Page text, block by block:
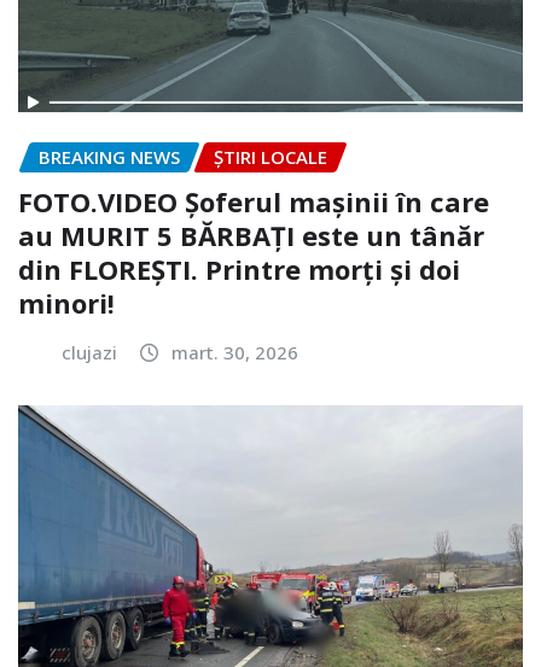
BREAKING NEWS ȘTIRI LOCALE
FOTO.VIDEO Șoferul mașinii în care
au MURIT 5 BĂRBAȚI este un tânăr
din FLOREȘTI. Printre morți și doi
minori!
clujazi mart. 30, 2026